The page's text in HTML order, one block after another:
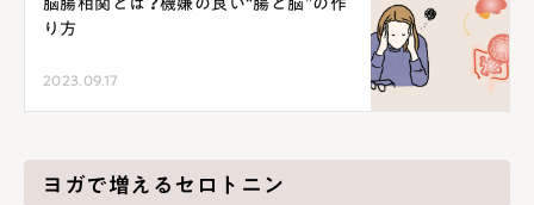
り方
2023.09.17
ヨガで増えるセロトニン